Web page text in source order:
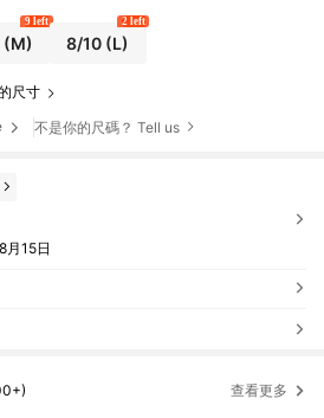
(M)
9 left
8/10 (L)
2 left
尺寸
不是你的尺碼？ Tell us
月15日
查看更多